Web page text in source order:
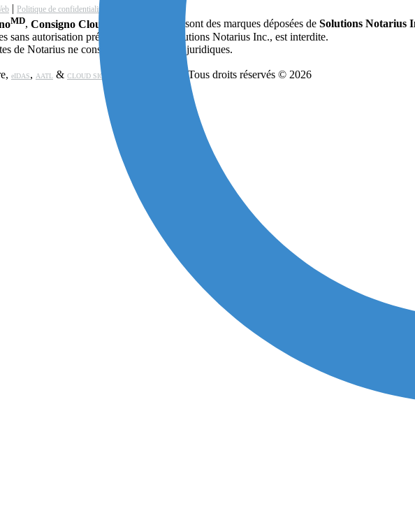
| Politique de confidentialité
MD, Consigno Cloud sont des marques déposées de Solutions Notarius
sans autorisation préalable écrite de Solutions Notarius Inc., est interdite.
de Notarius ne constituent pas des avis juridiques.
eIDAS, AATL & CLOUD SIGNATURE CONSORTIUM - Tous droits réservés © 2026